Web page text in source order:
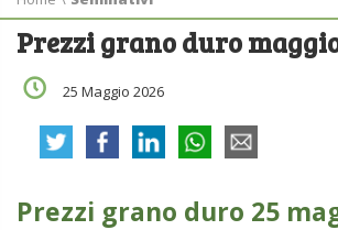
Prezzi grano duro
25 Maggio 2026
Prezzi grano duro 25